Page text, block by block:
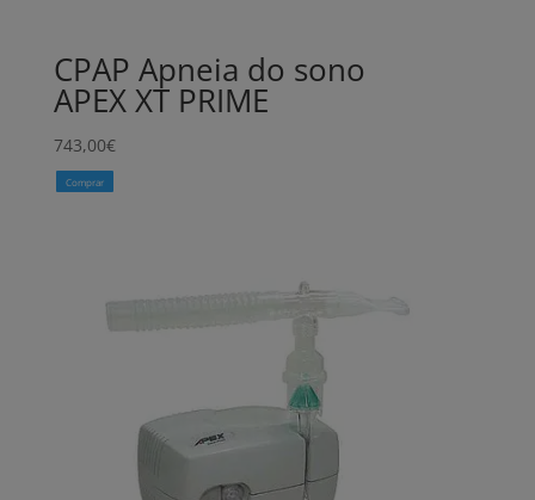
CPAP Apneia do sono
APEX XT PRIME
743,00€
Comprar